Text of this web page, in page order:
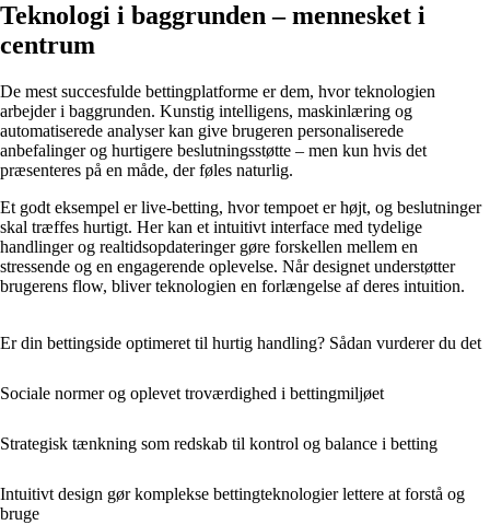
Teknologi i baggrunden – mennesket i
centrum
De mest succesfulde bettingplatforme er dem, hvor teknologien
arbejder i baggrunden. Kunstig intelligens, maskinlæring og
automatiserede analyser kan give brugeren personaliserede
anbefalinger og hurtigere beslutningsstøtte – men kun hvis det
præsenteres på en måde, der føles naturlig.
Et godt eksempel er live-betting, hvor tempoet er højt, og beslutninger
skal træffes hurtigt. Her kan et intuitivt interface med tydelige
handlinger og realtidsopdateringer gøre forskellen mellem en
stressende og en engagerende oplevelse. Når designet understøtter
brugerens flow, bliver teknologien en forlængelse af deres intuition.
Er din bettingside optimeret til hurtig handling? Sådan vurderer du det
Sociale normer og oplevet troværdighed i bettingmiljøet
Strategisk tænkning som redskab til kontrol og balance i betting
Intuitivt design gør komplekse bettingteknologier lettere at forstå og
bruge